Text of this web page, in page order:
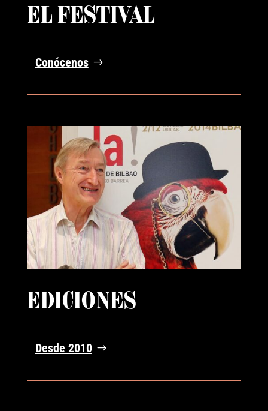
EL FESTIVAL
Conócenos
EDICIONES
Desde 2010